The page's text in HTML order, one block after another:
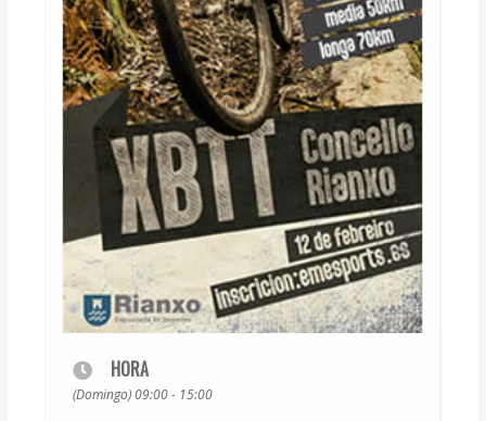
HORA
(Domingo) 09:00 - 15:00